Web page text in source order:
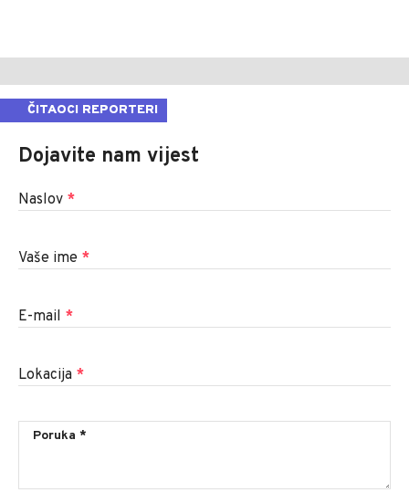
ČITAOCI REPORTERI
Dojavite nam vijest
Naslov *
Vaše ime *
E-mail *
Lokacija *